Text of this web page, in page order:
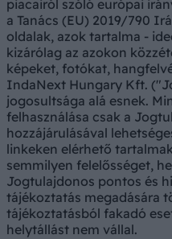
piacairól szóló európai
a Tanács (EU) 2019/790
oldalak, azok tartalma -
kizárólag az azokon
képeket, fotókat,
IndaNext Hungary Kft.
jogosultsága alá esnek.
felhasználása csak a
hozzájárulásával
linkeken elérhető
semmilyen felelősséget,
Jogtulajdonos pontos és
tájékoztatás megadására
tájékoztatásból fakadó
helytállást nem vállal.